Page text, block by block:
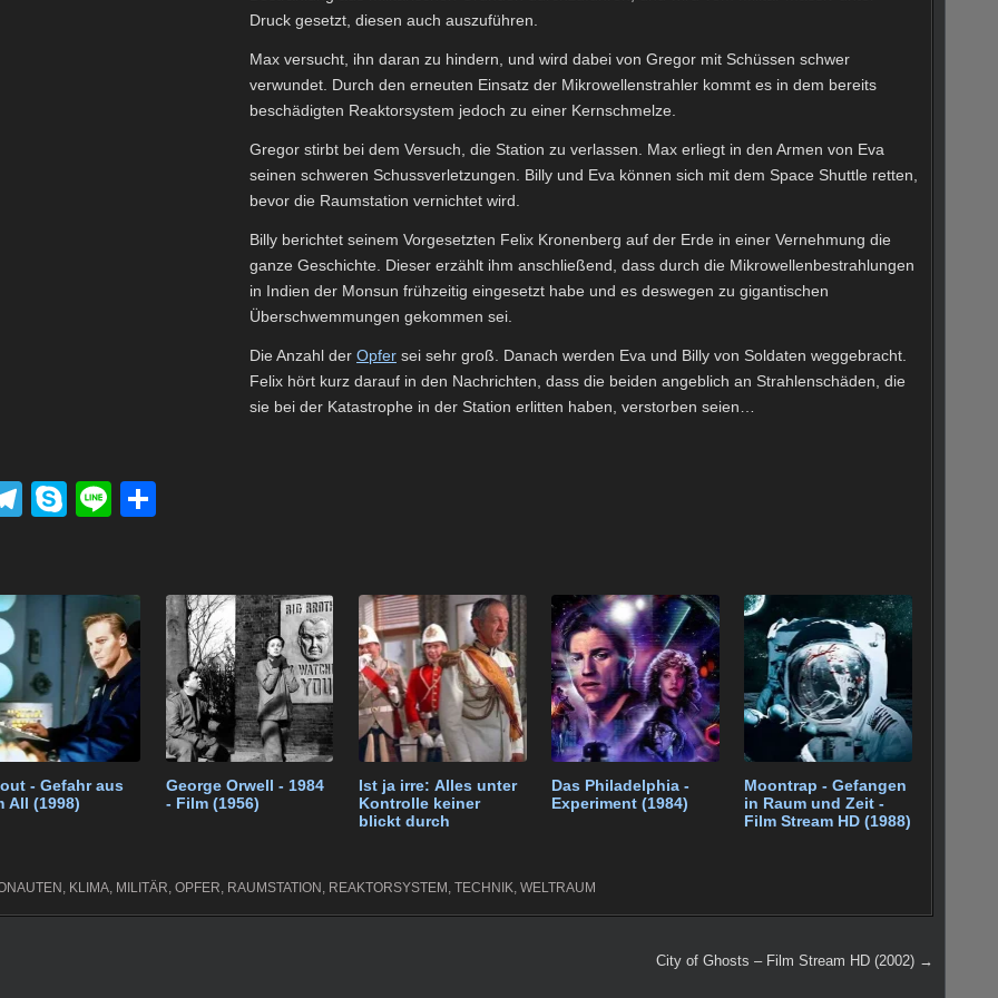
Druck gesetzt, diesen auch auszuführen.
Max versucht, ihn daran zu hindern, und wird dabei von Gregor mit Schüssen schwer
verwundet. Durch den erneuten Einsatz der Mikrowellenstrahler kommt es in dem bereits
beschädigten Reaktorsystem jedoch zu einer Kernschmelze.
Gregor stirbt bei dem Versuch, die Station zu verlassen. Max erliegt in den Armen von Eva
seinen schweren Schussverletzungen. Billy und Eva können sich mit dem Space Shuttle retten,
bevor die Raumstation vernichtet wird.
Billy berichtet seinem Vorgesetzten Felix Kronenberg auf der Erde in einer Vernehmung die
ganze Geschichte. Dieser erzählt ihm anschließend, dass durch die Mikrowellenbestrahlungen
in Indien der Monsun frühzeitig eingesetzt habe und es deswegen zu gigantischen
Überschwemmungen gekommen sei.
Die Anzahl der Opfer sei sehr groß. Danach werden Eva und Billy von Soldaten weggebracht.
Felix hört kurz darauf in den Nachrichten, dass die beiden angeblich an Strahlenschäden, die
sie bei der Katastrophe in der Station erlitten haben, verstorben seien…
T
gr
a
m
S
e
Li
n
- Gefahr aus
All (1998)
George Orwell - 1984
- Film (1956)
Ist ja irre: Alles unter
Kontrolle keiner
blickt durch
Das Philadelphia -
Experiment (1984)
Moontrap - Gefangen
in Raum und Zeit -
Film Stream HD (1988)
, KLIMA, MILITÄR, OPFER, RAUMSTATION , REAKTORSYSTEM , TECHNIK, WELTRAUM
City of Ghosts – Film Stream HD (2002) →